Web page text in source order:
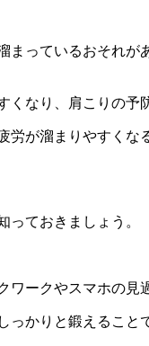
っているおそれ
なり、肩こりの予
が溜まりやすく
ておきましょう。
ークやスマホの見
かりと鍛えること